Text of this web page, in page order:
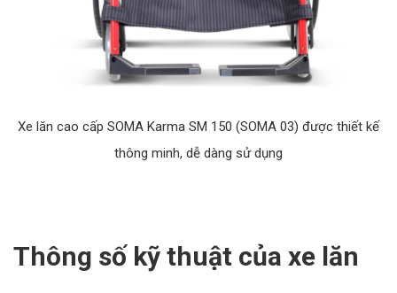
Xe lăn cao cấp SOMA Karma SM 150 (SOMA 03) được thiết kế
thông minh, dễ dàng sử dụng
Thông số kỹ thuật của xe lăn